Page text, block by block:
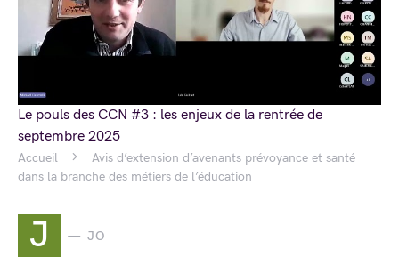
Accueil
Avis d’extension d’avenants prévoyance et santé
dans la branche des métiers de l’éducation
J JO
Le pouls des CCN #3 : les enjeux de la rentrée de
septembre 2025